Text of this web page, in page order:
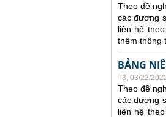
Theo đề
các đương
liên hệ
thêm thông
BẢNG
T3, 03/22/
Theo đề
các đương
liên hệ